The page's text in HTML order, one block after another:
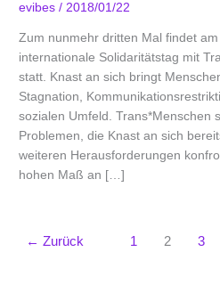
evibes/2018/01/22
Zum nunmehr dritten Mal findet
internationale Solidaritätstag mit
statt. Knast an sich bringt
Stagnation,
sozialen Umfeld. Trans*Menschen
Problemen, die Knast an sich
weiteren Herausforderungen
hohen Maß an […]
← Zurück 1 2 3